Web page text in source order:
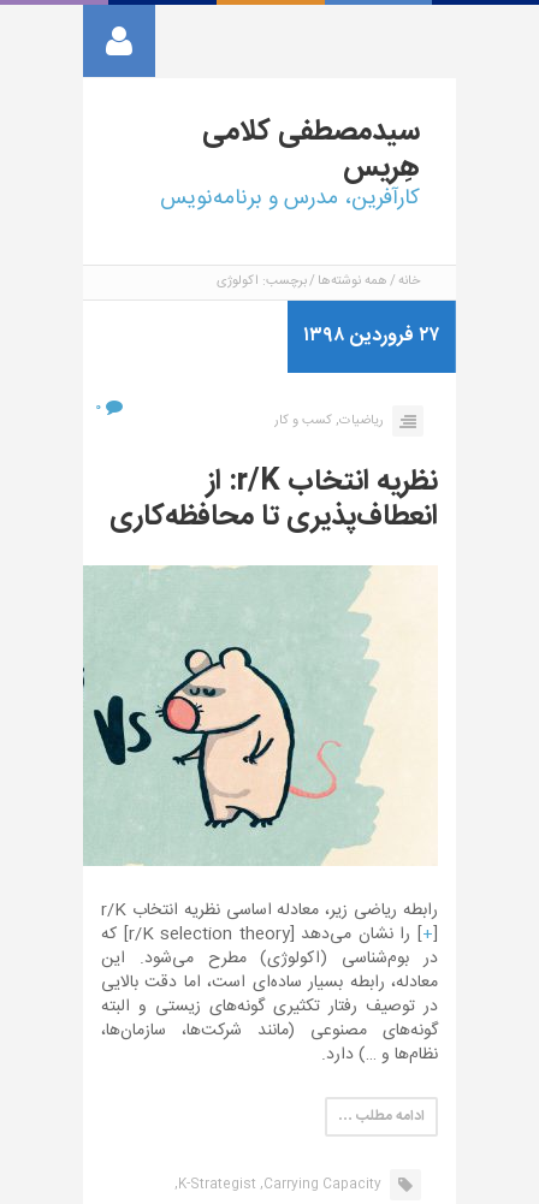
سیدمصطفیکلامی
هِریس
کارآفرین، مدرس و برنامه‌نویس
خانه همه نوشته‌ها برچسب: اکولوژی
۲۷ فروردین ۱۳۹۸
ریاضیات,کسب و کار
۰
نظریه انتخاب r/K: از
انعطاف‌پذیری تا محافظه‌کاری
رابطه ریاضی زیر، معادله اساسی نظریه انتخاب r/K
[
+
] را نشان می‌دهد [r/K selection theory] که
در بوم‌شناسی (اکولوژی) مطرح می‌شود. این
معادله، رابطه بسیار ساده‌ای است، اما دقت بالایی
در توصیف رفتار تکثیری گونه‌های زیستی و البته
گونه‌های مصنوعی (مانند شرکت‌ها، سازمان‌ها،
نظام‌ها و …) دارد.
ادامه مطلب …
Carrying Capacity,
K-Strategist,